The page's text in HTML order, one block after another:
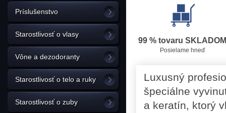
Príslušenstvo
Starostlivosť o vlasy
Vône a dezodoranty
Starostlivosť o telo a ruky
Starostlivosť o zuby
99 % tovaru SKLADOM
Posielame hneď
Luxusný
špeciálne
a keratín, ktorý